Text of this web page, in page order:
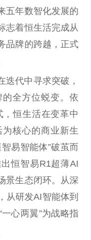
五年数智化发展的
志着恒生活完成从
品牌的跨越，正式
迭代中寻求突破，
全方位蜕变。依
，恒生活在变革中
核心的商业新生
易智能体”破茧而
恒智易R1超薄AI
景生态闭环。从深
从研发AI智能体到
心两翼”为战略指